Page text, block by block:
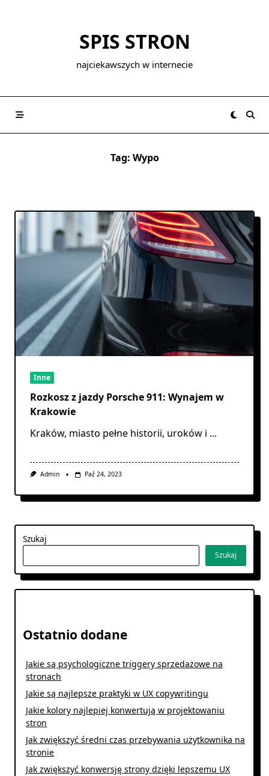
SPIS STRON
najciekawszych w internecie
Tag: Wypo
Inne
Rozkosz z jazdy Porsche 911: Wynajem w
Krakowie
Kraków, miasto pełne historii, uroków i ...
Admin Paź 24, 2023
Szukaj
Szukaj
Ostatnio dodane
Jakie są psychologiczne triggery sprzedażowe na
stronach
Jakie są najlepsze praktyki w UX copywritingu
Jakie kolory najlepiej konwertują w projektowaniu
stron
Jak zwiększyć średni czas przebywania użytkownika na
stronie
Jak zwiększyć konwersję strony dzięki lepszemu UX